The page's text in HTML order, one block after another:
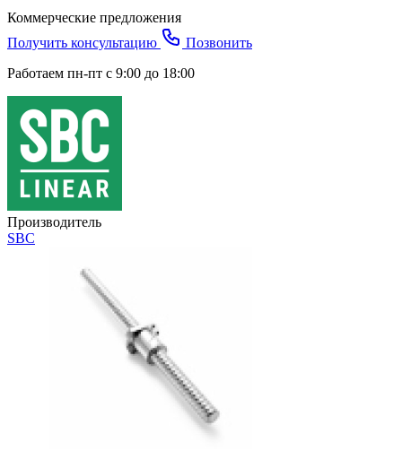
Коммерческие предложения
Получить консультацию
Позвонить
Работаем пн-пт с 9:00 до 18:00
Производитель
SBC